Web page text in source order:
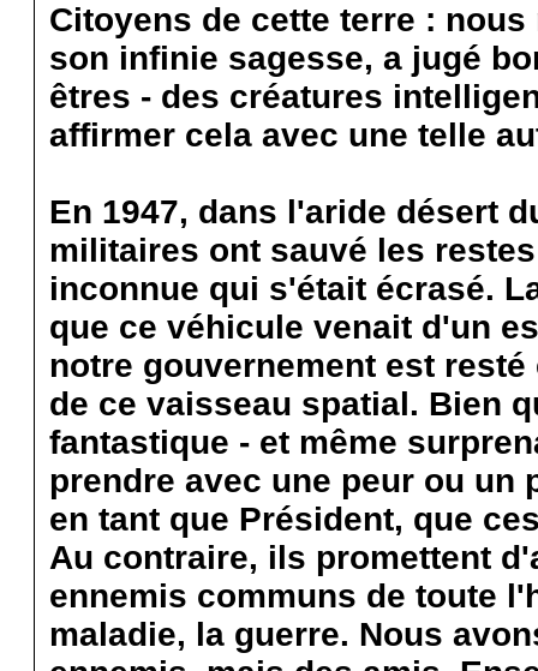
Citoyens de cette terre :
son infinie sagesse, a jugé
êtres - des créatures
affirmer cela avec une telle
En 1947, dans l'aride désert
militaires ont sauvé les
inconnue qui s'était écrasé.
que ce véhicule venait d'un
notre gouvernement est
de ce vaisseau spatial. Bien
fantastique - et même
prendre avec une peur ou
en tant que Président, que
Au contraire, ils promettent
ennemis communs de toute
maladie, la guerre. Nous